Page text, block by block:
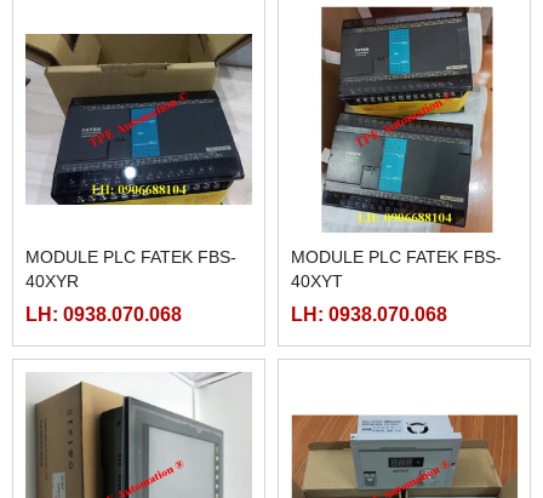
MODULE PLC FATEK FBS-
40XYR
LH: 0938.070.068
MODULE PLC FATEK FBS-
40XYT
LH: 0938.070.068